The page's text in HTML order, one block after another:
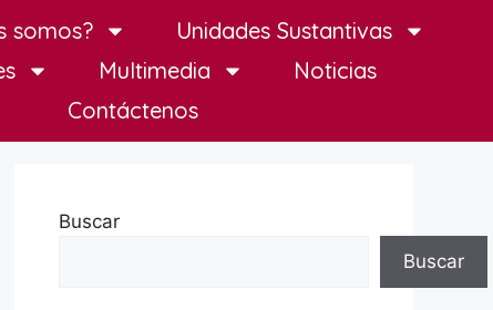
somos?
Unidades Sustantivas
Multimedia
Noticias
Contáctenos
Buscar
Buscar